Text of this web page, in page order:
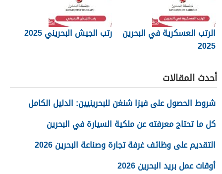
الرتب العسكرية في البحرين
2025
رتب الجيش البحريني 2025
أحدث المقالات
شروط الحصول على فيزا شنغن للبحرينيين: الدليل الكامل
كل ما تحتاج معرفته عن ملكية السيارة في البحرين
التقديم على وظائف غرفة تجارة وصناعة البحرين 2026
أوقات عمل بريد البحرين 2026